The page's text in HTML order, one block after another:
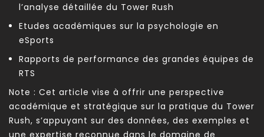
l’analyse détaillée du Tower Rush
Etudes académiques sur la psychologie en
eSports
Rapports de performance des grandes équipes de
RTS
Note : Cet article vise à offrir une perspective
académique et stratégique sur la pratique du Tower
Rush, s’appuyant sur des données, des exemples et